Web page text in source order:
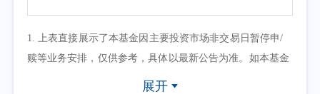
1. 上表直接展示了本基金因主要投资市场非交易日暂停申/
赎等业务安排，仅供参考，具体以最新公告为准。如本基金
因其他原因暂停申/赎等业务或有其他交易状态限制的，可点
展开